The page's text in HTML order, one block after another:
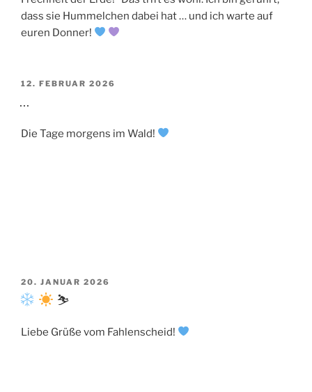
dass sie Hummelchen dabei hat … und ich warte auf
euren Donner!
VERÖFFENTLICHT
12. FEBRUAR 2026
…
Die Tage morgens im Wald!
VERÖFFENTLICHT
AM
20. JANUAR 2026
⛷
Liebe Grüße vom Fahlenscheid!